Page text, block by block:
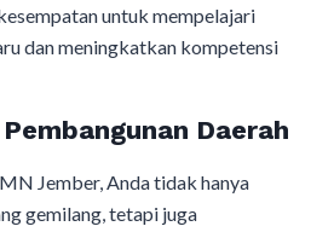
untuk mempelajari
dan meningkatkan kompetensi
Daerah
Jember, Anda tidak hanya
gemilang, tetapi juga